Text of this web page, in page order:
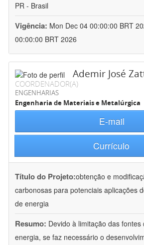
PR - Brasil
Vigência: Mon Dec 04 00:00:00 BRT
00:00:00 BRT 2026
Ademir José
COORDENADOR(A)
ENGENHARIAS
Engenharia de Materiais e Metalúrgica
E-mail
Currículo
Título do Projeto:obtenção e
carbonosas para potenciais aplicações
de energia
Resumo: Devido à limitação das
energia, se faz necessário o